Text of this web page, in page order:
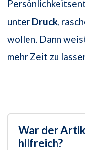
unter Druck,
wollen. Dann
mehr Zeit zu
War der
hilfreich?